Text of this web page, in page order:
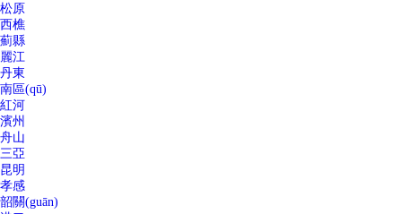
松原
西樵
薊縣
麗江
丹東
南區(qū)
紅河
濱州
舟山
三亞
昆明
孝感
韶關(guān)